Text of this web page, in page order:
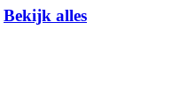
Bekijk alles